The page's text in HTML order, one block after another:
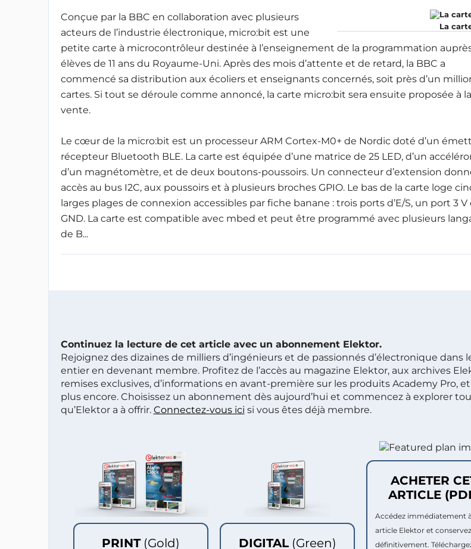
La
Conçue par la BBC en collaboration avec plusieurs
acteurs de l’industrie électronique, micro:bit est une
petite carte à microcontrôleur destinée à l’enseignement de la programmation
élèves de 11 ans du Royaume-Uni. Après des mois d’attente et de retard, la BBC a
commencé sa distribution aux écoliers et enseignants concernés, soit près d’un
cartes. Si tout se déroule comme annoncé, la carte micro:bit sera ensuite proposée à la
vente.
Le cœur de la micro:bit est un processeur ARM Cortex-M0+ de Nordic doté d’un
récepteur Bluetooth BLE. La carte est équipée d’une matrice de 25 LED, d’un
d’un magnétomètre, et de deux boutons-poussoirs. Un connecteur d’extension
accès au bus I2C, aux poussoirs et à plusieurs broches GPIO. Le bas de la carte loge
larges plages de connexion accessibles par fiche banane : trois ports d’E/S, un port 3
GND. La carte est compatible avec mbed et peut être programmé avec plusieurs
de B...
Continuez la lecture de cet article avec un abonnement Elektor.
Rejoignez des dizaines de milliers d’ingénieurs et de passionnés d’électronique dans
entier en devenant membre. Profitez de l’accès au magazine Elektor, aux archives
remises exclusives, d’informations en avant-première sur les produits Academy Pro,
plus encore. Choisissez un abonnement dès aujourd’hui et commencez à explorer
qu’Elektor a à offrir. Connectez-vous ici si vous êtes déjà membre.
PRINT (Gold) DIGITAL (Green)
ACHETER
ARTICLE
Accédez immédiatement
article Elektor et
définitivement.